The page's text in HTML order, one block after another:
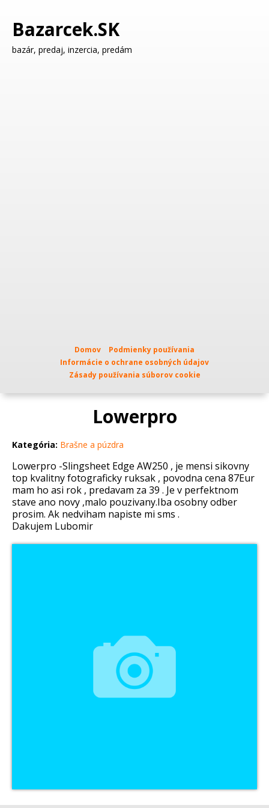
Bazarcek.SK
bazár, predaj, inzercia, predám
Domov
Podmienky používania
Informácie o ochrane osobných údajov
Zásady používania súborov cookie
Lowerpro
Kategória: Brašne a púzdra
Lowerpro -Slingsheet Edge AW250 , je mensi sikovny
top kvalitny fotograficky ruksak , povodna cena 87Eur
mam ho asi rok , predavam za 39 . Je v perfektnom
stave ano novy ,malo pouzivany.Iba osobny odber
prosim. Ak nedviham napiste mi sms .
Dakujem Lubomir